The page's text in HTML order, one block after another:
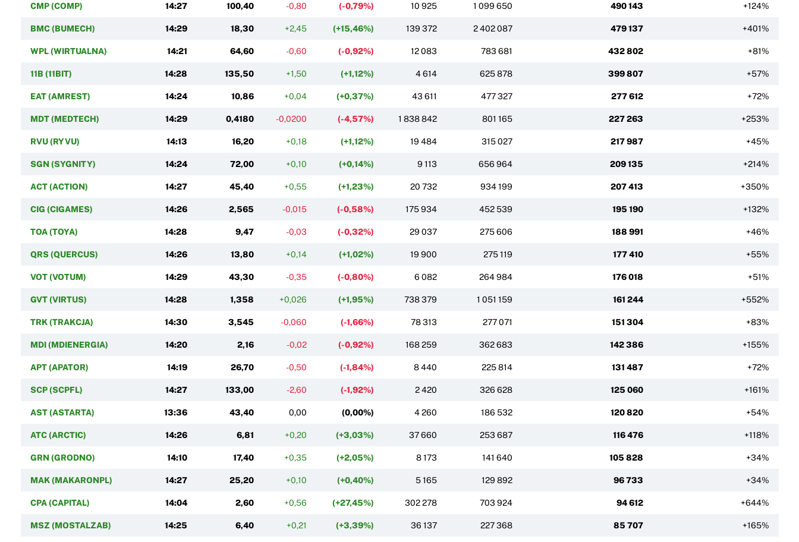
CMP (COMP) 14:27 100,40 -0,80 (-0,79%) 10 925 1 099 650 490 143 +124%
BMC (BUMECH) 14:29 18,30 +2,45 (+15,46%) 139 372 2 402 087 479 137 +401%
WPL (WIRTUALNA) 14:21 64,60 -0,60 (-0,92%) 12 083 783 681 432 802 +81%
11B (11BIT) 14:28 135,50 +1,50 (+1,12%) 4 614 625 878 399 807 +57%
EAT (AMREST) 14:24 10,86 +0,04 (+0,37%) 43 611 477 327 277 612 +72%
MDT (MEDTECH) 14:29 0,4180 -0,0200 (-4,57%) 1 838 842 801 165 227 263 +253%
RVU (RYVU) 14:13 16,20 +0,18 (+1,12%) 19 484 315 027 217 987 +45%
SGN (SYGNITY) 14:24 72,00 +0,10 (+0,14%) 9 113 656 964 209 135 +214%
ACT (ACTION) 14:27 45,40 +0,55 (+1,23%) 20 732 934 199 207 413 +350%
CIG (CIGAMES) 14:26 2,565 -0,015 (-0,58%) 175 934 452 539 195 190 +132%
TOA (TOYA) 14:28 9,47 -0,03 (-0,32%) 29 037 275 606 188 991 +46%
QRS (QUERCUS) 14:26 13,80 +0,14 (+1,02%) 19 900 275 119 177 410 +55%
VOT (VOTUM) 14:29 43,30 -0,35 (-0,80%) 6 082 264 984 176 018 +51%
GVT (VIRTUS) 14:28 1,358 +0,026 (+1,95%) 738 379 1 051 159 161 244 +552%
TRK (TRAKCJA) 14:30 3,545 -0,060 (-1,66%) 78 313 277 071 151 304 +83%
MDI (MDIENERGIA) 14:20 2,16 -0,02 (-0,92%) 168 259 362 683 142 386 +155%
APT (APATOR) 14:19 26,70 -0,50 (-1,84%) 8 440 225 814 131 487 +72%
SCP (SCPFL) 14:27 133,00 -2,60 (-1,92%) 2 420 326 628 125 060 +161%
AST (ASTARTA) 13:36 43,40 0,00 (0,00%) 4 260 186 532 120 820 +54%
ATC (ARCTIC) 14:26 6,81 +0,20 (+3,03%) 37 660 253 687 116 476 +118%
GRN (GRODNO) 14:10 17,40 +0,35 (+2,05%) 8 173 141 640 105 828 +34%
MAK (MAKARONPL) 14:27 25,20 +0,10 (+0,40%) 5 165 129 892 96 733 +34%
CPA (CAPITAL) 14:04 2,60 +0,56 (+27,45%) 302 278 703 924 94 612 +644%
MSZ (MOSTALZAB) 14:25 6,40 +0,21 (+3,39%) 36 137 227 368 85 707 +165%